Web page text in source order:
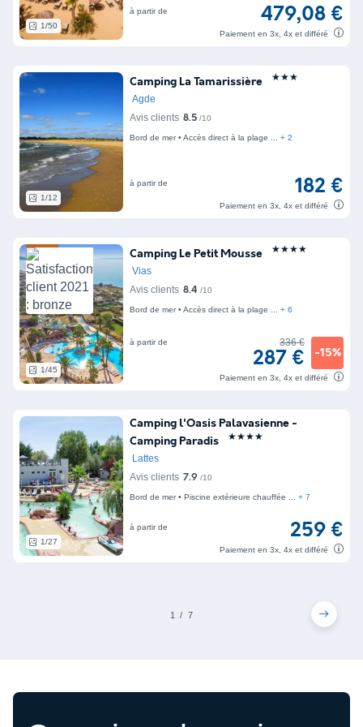
1/50
à partir de 479,08 €
Paiement en 3x, 4x et différé
1/12
Camping La Tamarissière
★★★
Agde
Avis clients 8.5 /10
Bord de mer Accès direct à la plage + 2
à partir de 182 €
Paiement en 3x, 4x et différé
1/45
Camping Le Petit Mousse
★★★★
Vias
Avis clients 8.4 /10
Bord de mer Accès direct à la plage + 6
à partir de 336 €
287 € -15%
Paiement en 3x, 4x et différé
1/27
Camping l'Oasis Palavasienne -
Camping Paradis
★★★★
Lattes
Avis clients 7.9 /10
Bord de mer Piscine extérieure chauffée + 7
à partir de 259 €
Paiement en 3x, 4x et différé
1 7